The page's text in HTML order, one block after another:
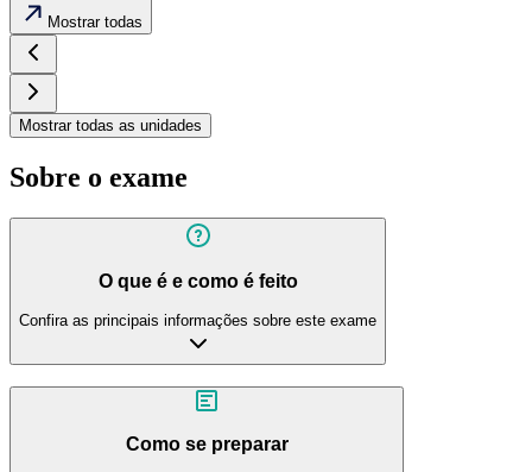
Mostrar todas
Mostrar todas as unidades
Sobre o exame
O que é e como é feito
Confira as principais informações sobre este exame
Como se preparar